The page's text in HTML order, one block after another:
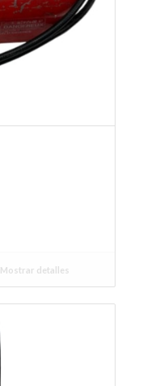
Mostrar detalles